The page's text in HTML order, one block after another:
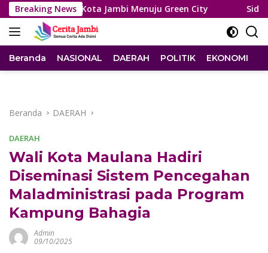
Langsung
ke
konten
Breaking News
Kota Jambi Menuju Green City Sidang Korupsi
Beranda NASIONAL DAERAH POLITIK EKONOMI
Beranda DAERAH
DAERAH
Wali Kota Maulana Hadiri
Diseminasi Sistem Pencegahan
Maladministrasi pada Program
Kampung Bahagia
Admin
09/10/2025